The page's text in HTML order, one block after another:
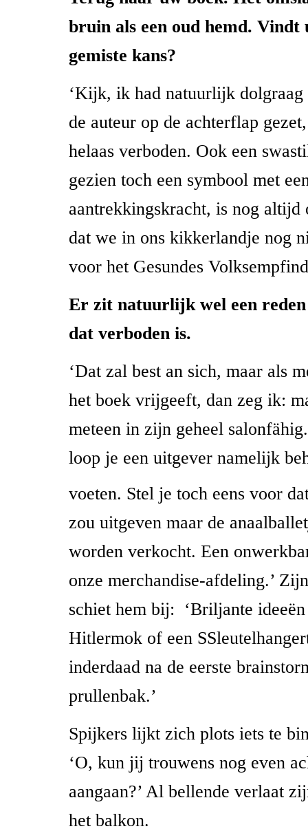
bruin als een oud hemd. Vindt
gemiste kans?
‘Kijk, ik had natuurlijk dolgraag
de auteur op de achterflap
helaas verboden. Ook een
gezien toch een symbool met
aantrekkingskracht, is nog
dat we in ons kikkerlandje nog
voor het Gesundes
Er zit natuurlijk wel een
dat verboden is.
‘Dat zal best an sich, maar als
het boek vrijgeeft, dan zeg ik:
meteen in zijn geheel
loop je een uitgever namelijk
voeten. Stel je toch eens voor
zou uitgeven maar de
worden verkocht. Een
onze merchandise-afdeling.’
schiet hem bij:
‘Briljante
Hitlermok of een
inderdaad na de eerste
prullenbak.’
Spijkers lijkt zich plots iets te
‘O, kun jij trouwens nog even
aangaan?’ Al bellende verlaat
het balkon.